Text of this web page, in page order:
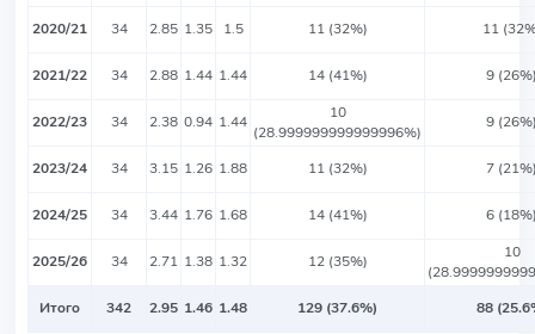
2020/21 34 2.85 1.35 1.5 11 (32%) 11
2021/22 34 2.88 1.44 1.44 14 (41%) 9
2022/23 34 2.38 0.94 1.44
10
(28.999999999999996%)
9
2023/24 34 3.15 1.26 1.88 11 (32%) 7
2024/25 34 3.44 1.76 1.68 14 (41%) 6
2025/26 34 2.71 1.38 1.32 12 (35%)
10
Итого
342 2.95 1.46 1.48 129 (37.6%) 88